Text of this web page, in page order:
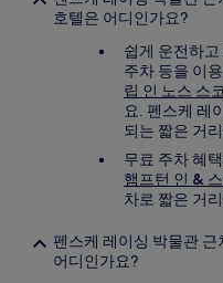
호텔은 어디인가요?
쉽게 운전하
주차 등을 이
립 인 노스 스
요. 펜스케 레
되는 짧은 거
무료 주차 혜
햄프턴 인 &
차로 짧은 거
펜스케 레이싱 박물관
어디인가요?